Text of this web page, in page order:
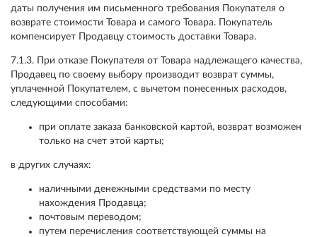
даты получения им письменного требования Покупателя о
возврате стоимости Товара и самого Товара. Покупатель
компенсирует Продавцу стоимость доставки Товара.
7.1.3. При отказе Покупателя от Товара надлежащего качества,
Продавец по своему выбору производит возврат суммы,
уплаченной Покупателем, с вычетом понесенных расходов,
следующими способами:
при оплате заказа банковской картой, возврат возможен
только на счет этой карты;
в других случаях:
наличными денежными средствами по месту
нахождения Продавца;
почтовым переводом;
путем перечисления соответствующей суммы на